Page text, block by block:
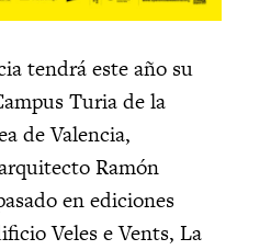
tendrá este año su
Turia de la
de Valencia,
Ramón
en ediciones
Veles e Vents, La